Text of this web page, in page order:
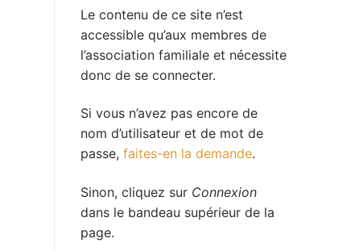
Le contenu de ce site n’est
accessible qu’aux membres de
l’association familiale et nécessite
donc de se connecter.
Si vous n’avez pas encore de
nom d’utilisateur et de mot de
passe, faites-en la demande.
Sinon, cliquez sur Connexion
dans le bandeau supérieur de la
page.